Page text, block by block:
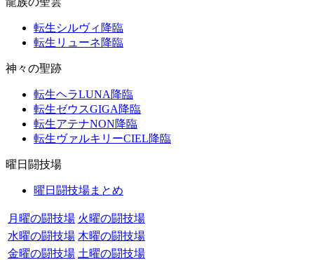
転生シルヴィ降臨
転生リューネ降臨
神々の聖跡
転生ヘラLUNA降臨
転生ゼウスGIGA降臨
転生アテナNON降臨
転生ヴァルキリーCIEL降臨
曜日闘技場
曜日闘技場まとめ
月曜の闘技場 火曜の闘技場
水曜の闘技場 木曜の闘技場
金曜の闘技場 土曜の闘技場